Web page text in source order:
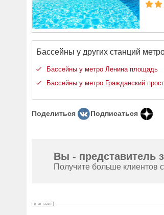
Бассейны у других станций
Бассейны у метро Ленина площадь
Бассейны у метро Гражданский
Поделиться Подписаться
Вы - представитель
Получите больше клиентов